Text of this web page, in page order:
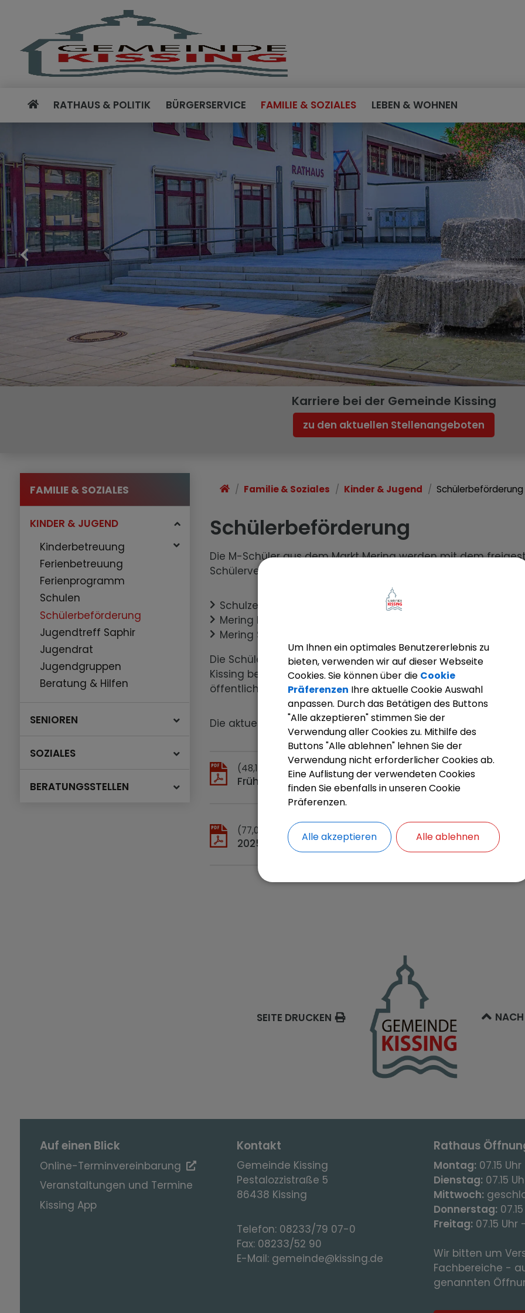
RATHAUS & POLITIK BÜRGERSERVICE FAMILIE & SOZIALES LEBEN & WOHNEN
Karriere bei der Gemeinde Kissing
zu den aktuellen Stellenangeboten
FAMILIE & SOZIALES
KINDER & JUGEND
Kinderbetreuung
Ferienbetreuung
Ferienprogramm
Schulen
Schülerbeförderung
Jugendtreff Saphir
Jugendrat
Jugendgruppen
Beratung & Hilfen
SENIOREN
SOZIALES
BERATUNGSSTELLEN
Familie & Soziales Kinder & Jugend Schülerbeförderung
Schülerbeförderung
Die M-Schüler aus dem Markt Mering werden mit dem
Schülerverkehr (Demmelmair) befördert. Haltestellen sind:
Schulzentrum Mering
Mering Marktplatz
Mering St. Franziskus
Die Schüler aus Mering St. Afra werden mit dem AVV zur
Kissing befördert. Es gelten die Fahrpläne des AVV, die an den
öffentlichen Haltestellen aushängen.
Die aktuelle Fahrpläne finden Sie hier:
(48,10 KB)
Frühfahrplan Schuljahr 2025/2026
(77,04 KB)
2025/2026 Sonderfahrpläne 1. Schulwoche
SEITE DRUCKEN
Auf einen Blick
Online-Terminvereinbarung
Veranstaltungen und Termine
Kissing App
Kontakt
Gemeinde Kissing
Pestalozzistraße 5
86438 Kissing
Telefon: 08233/79 07-0
Fax: 08233/52 90
E-Mail: gemeinde@kissing.de
Rathaus
Montag: 07.15
Dienstag: 07.15
Mittwoch:
Donnerstag:
Freitag: 07.15 Uhr
Wir bitten um
Fachbereiche -
genannten
Um Ihnen ein optimales Benutzererlebnis zu
bieten, verwenden wir auf dieser Webseite
Cookies. Sie können über die Cookie
Präferenzen Ihre aktuelle Cookie Auswahl
anpassen. Durch das Betätigen des Buttons
"Alle akzeptieren" stimmen Sie der
Verwendung aller Cookies zu. Mithilfe des
Buttons "Alle ablehnen" lehnen Sie der
Verwendung nicht erforderlicher Cookies ab.
Eine Auflistung der verwendeten Cookies
finden Sie ebenfalls in unseren Cookie
Präferenzen.
Alle akzeptieren Alle ablehnen